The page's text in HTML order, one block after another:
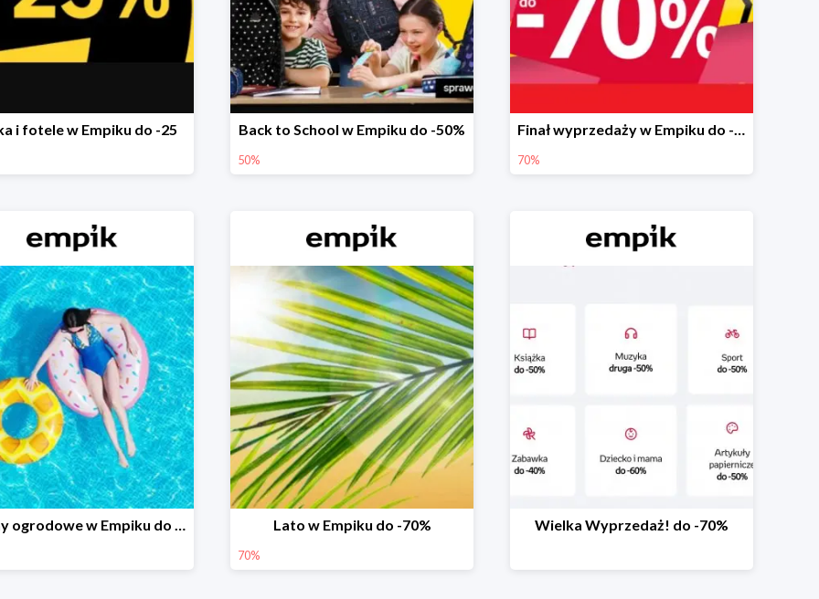
i fotele w Empiku do -25 Back to School w Empiku do -50%
50%
Finał wyprzedaży w Empiku do -70%
70%
Baseny ogrodowe w Empiku do -25% Lato w Empiku do -70%
70%
Wielka Wyprzedaż! do -70%